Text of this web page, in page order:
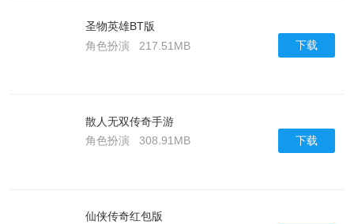
圣物英雄BT版
角色扮演
217.51MB 下载
散人无双传奇手游
角色扮演
308.91MB 下载
仙侠传奇红包版